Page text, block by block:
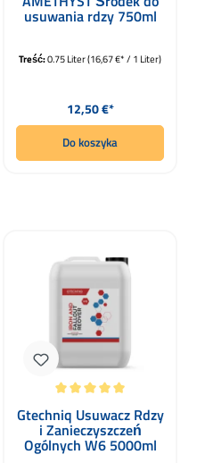
usuwania rdzy 750ml
Treść:0.75 Liter(16,67 €* / 1 Liter)
Cena regularna:
12,50 €*
Do koszyka
Średnia ocena 5 z 5 gwiazdek
Gtechniq Usuwacz Rdzy
i Zanieczyszczeń
Ogólnych W6 5000ml